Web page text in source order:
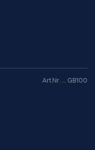
Art.Nr. .... GB100